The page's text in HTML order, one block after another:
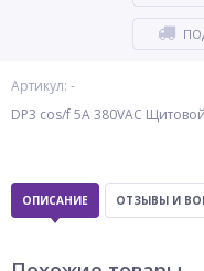
Артикул: -
DP3 cos/f 5A 380VAC
ОПИСАНИЕ ОТЗЫВЫ И